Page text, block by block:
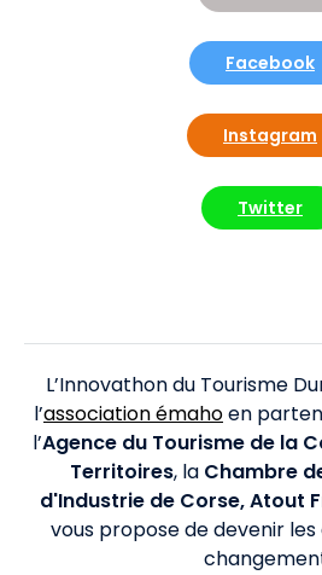
Facebook
Instagram
Twitter
L’Innovathon du Tourisme
l’association émahoen
l’Agence du Tourisme de la
Territoires, la Chambre
d'Industrie de Corse,Atout
vous propose de devenir